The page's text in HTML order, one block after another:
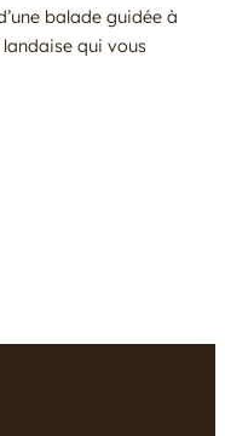
balade guidée à
qui vous